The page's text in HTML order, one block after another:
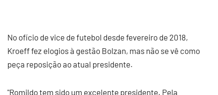
No ofício de vice de futebol desde fevereiro de 2018,
Kroeff fez elogios à gestão Bolzan, mas não se vê como
peça reposição ao atual presidente.
"Romildo tem sido um excelente presidente. Pela